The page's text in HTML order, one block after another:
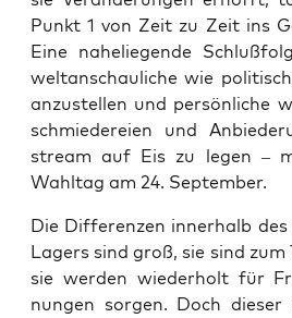
Punkt 1 von Zeit zu Zeit ins
Eine nahe­lie­gen­de
welt­an­schau­li­che wie
an­zu­stel­len und per­sön­li­che
schmie­de­rei­en und
stream auf Eis zu legen –
Wahl­tag am 24. September.
Die Dif­fe­ren­zen inner­halb
Lagers sind groß, sie sind
sie wer­den wie­der­holt für
nun­gen sor­gen. Doch die­ser